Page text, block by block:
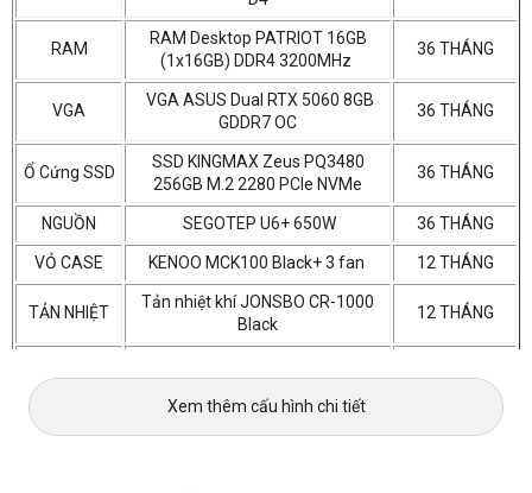
RAM
RAM Desktop PATRIOT 16GB
(1x16GB) DDR4 3200MHz
36 THÁNG
VGA
VGA ASUS Dual RTX 5060 8GB
GDDR7 OC
36 THÁNG
Ổ Cứng SSD
SSD KINGMAX Zeus PQ3480
256GB M.2 2280 PCIe NVMe
36 THÁNG
NGUỒN SEGOTEP U6+ 650W 36 THÁNG
VỎ CASE KENOO MCK100 Black+ 3 fan 12 THÁNG
TẢN NHIỆT
Tản nhiệt khí JONSBO CR-1000
Black
12 THÁNG
Xem thêm cấu hình chi tiết